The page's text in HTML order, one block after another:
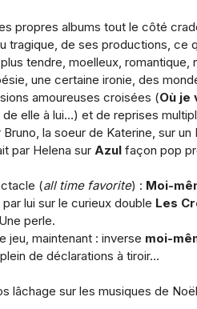
propres albums tout le côté
tragique, de ses productions, ce
tendre, moelleux, romantique,
une certaine ironie, des
amoureuses croisées (Où je
de elle à lui…) et de reprises
la soeur de Katerine, sur un
par Helena sur Azul façon pop
(all time favorite) : Moi-
par lui sur le curieux double Les
perle.
jeu, maintenant : inverse moi-
de déclarations à tiroir…
lâchage sur les musiques de